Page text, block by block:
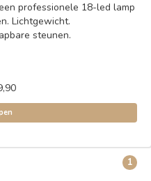
professionele 18-led lamp
Lichtgewicht.
steunen.
1